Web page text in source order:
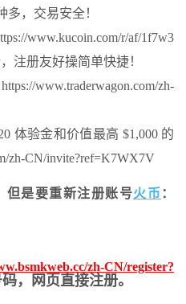
多，交易安全！
r/af/1f7w3
注册友好操简单快捷！
www.traderwagon.com/zh-
体验金和价值最高 $1,000 的
zh-CN/invite?ref=K7WX7V
但是要重新注册账号火币 ：
zh-CN/register?
，网页直接注册。